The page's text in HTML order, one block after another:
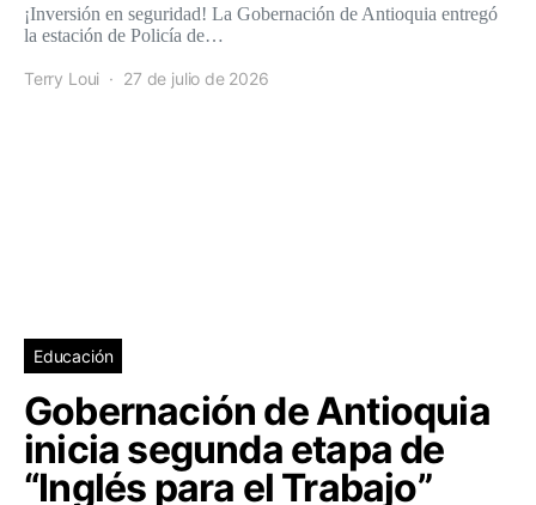
¡Inversión en seguridad! La Gobernación de Antioquia entregó
la estación de Policía de…
Terry Loui 27 de julio de 2026
Educación
Gobernación de Antioquia
inicia segunda etapa de
“Inglés para el Trabajo”